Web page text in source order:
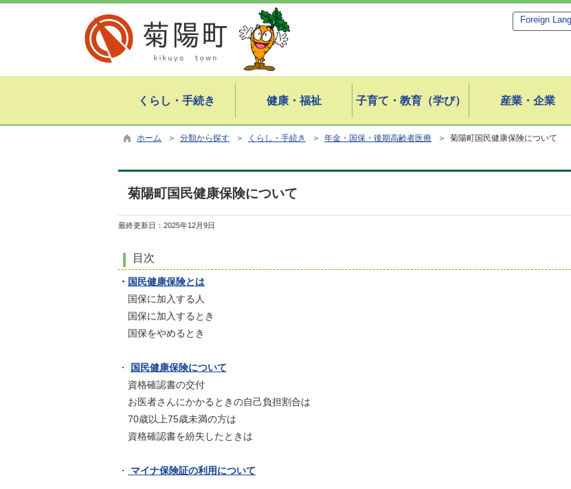
Foreign
くらし・手続き 健康・福祉 子育て・教育（学び） 産業・企業
ホーム ＞ 分類から探す ＞ くらし・手続き ＞ 年金・国保・後期高齢者医療 ＞ 菊陽町国民健康保険について
菊陽町国民健康保険について
最終更新日： 2025年12月9日
目次
・ 国民健康保険とは
国保に加入する人
国保に加入するとき
国保をやめるとき
・
国民健康保険について
資格確認書の交付
お医者さんにかかるときの自己負担割合は
70歳以上75歳未満の方は
資格確認書を紛失したときは
・ マイナ保険証の利用について